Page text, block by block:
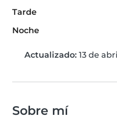
Tarde
Noche
Actualizado: 13 de
Sobre mí